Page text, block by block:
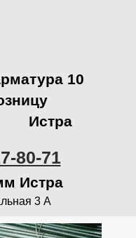
10
80-71
Истра
3 А